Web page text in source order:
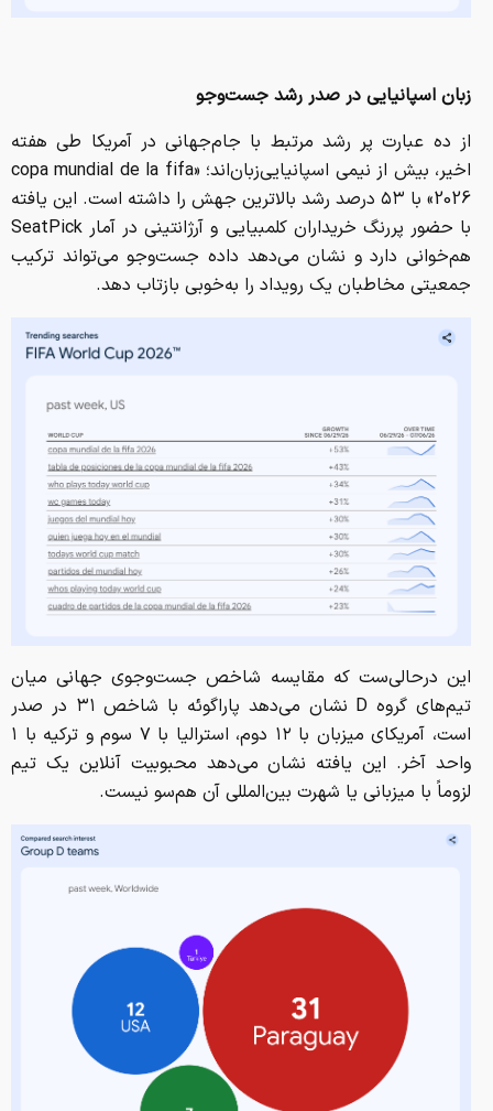
زبان اسپانیایی در صدر رشد جست‌وجو
از ده عبارت پر رشد مرتبط با جام‌جهانی در آمریکا طی هفته
اخیر، بیش از نیمی اسپانیایی‌زبان‌اند؛ «copa mundial de la fifa
2026» با ۵۳ درصد رشد بالاترین جهش را داشته است. این یافته
با حضور پررنگ خریداران کلمبیایی و آرژانتینی در آمار SeatPick
هم‌خوانی دارد و نشان می‌دهد داده جست‌وجو می‌تواند ترکیب
جمعیتی مخاطبان یک رویداد را به‌خوبی بازتاب دهد.
این درحالی‌ست که مقایسه شاخص جست‌وجوی جهانی میان
تیم‌های گروه D نشان می‌دهد پاراگوئه با شاخص ۳۱ در صدر
است، آمریکای میزبان با ۱۲ دوم، استرالیا با ۷ سوم و ترکیه با ۱
واحد آخر. این یافته نشان می‌دهد محبوبیت آنلاین یک تیم
لزوماً با میزبانی یا شهرت بین‌المللی آن هم‌سو نیست.